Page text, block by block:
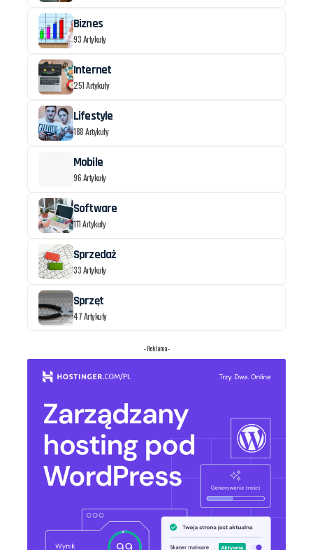
Biznes
93 Artykuły
Internet
251 Artykuły
Lifestyle
188 Artykuły
Mobile
96 Artykuły
Software
111 Artykuły
Sprzedaż
33 Artykuły
Sprzęt
47 Artykuły
- Reklama -